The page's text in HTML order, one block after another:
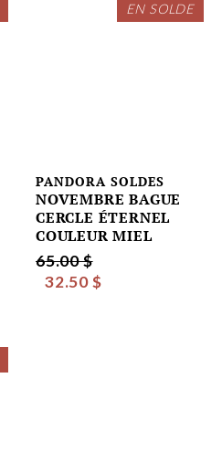
EN SOLDE
PANDORA SOLDES
NOVEMBRE BAGUE
CERCLE ÉTERNEL
COULEUR MIEL
65.00 $
32.50 $